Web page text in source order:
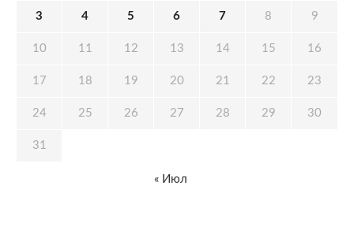
3 4 5 6 7 8 9
10 11 12 13 14 15 16
17 18 19 20 21 22 23
24 25 26 27 28 29 30
31
« Июл